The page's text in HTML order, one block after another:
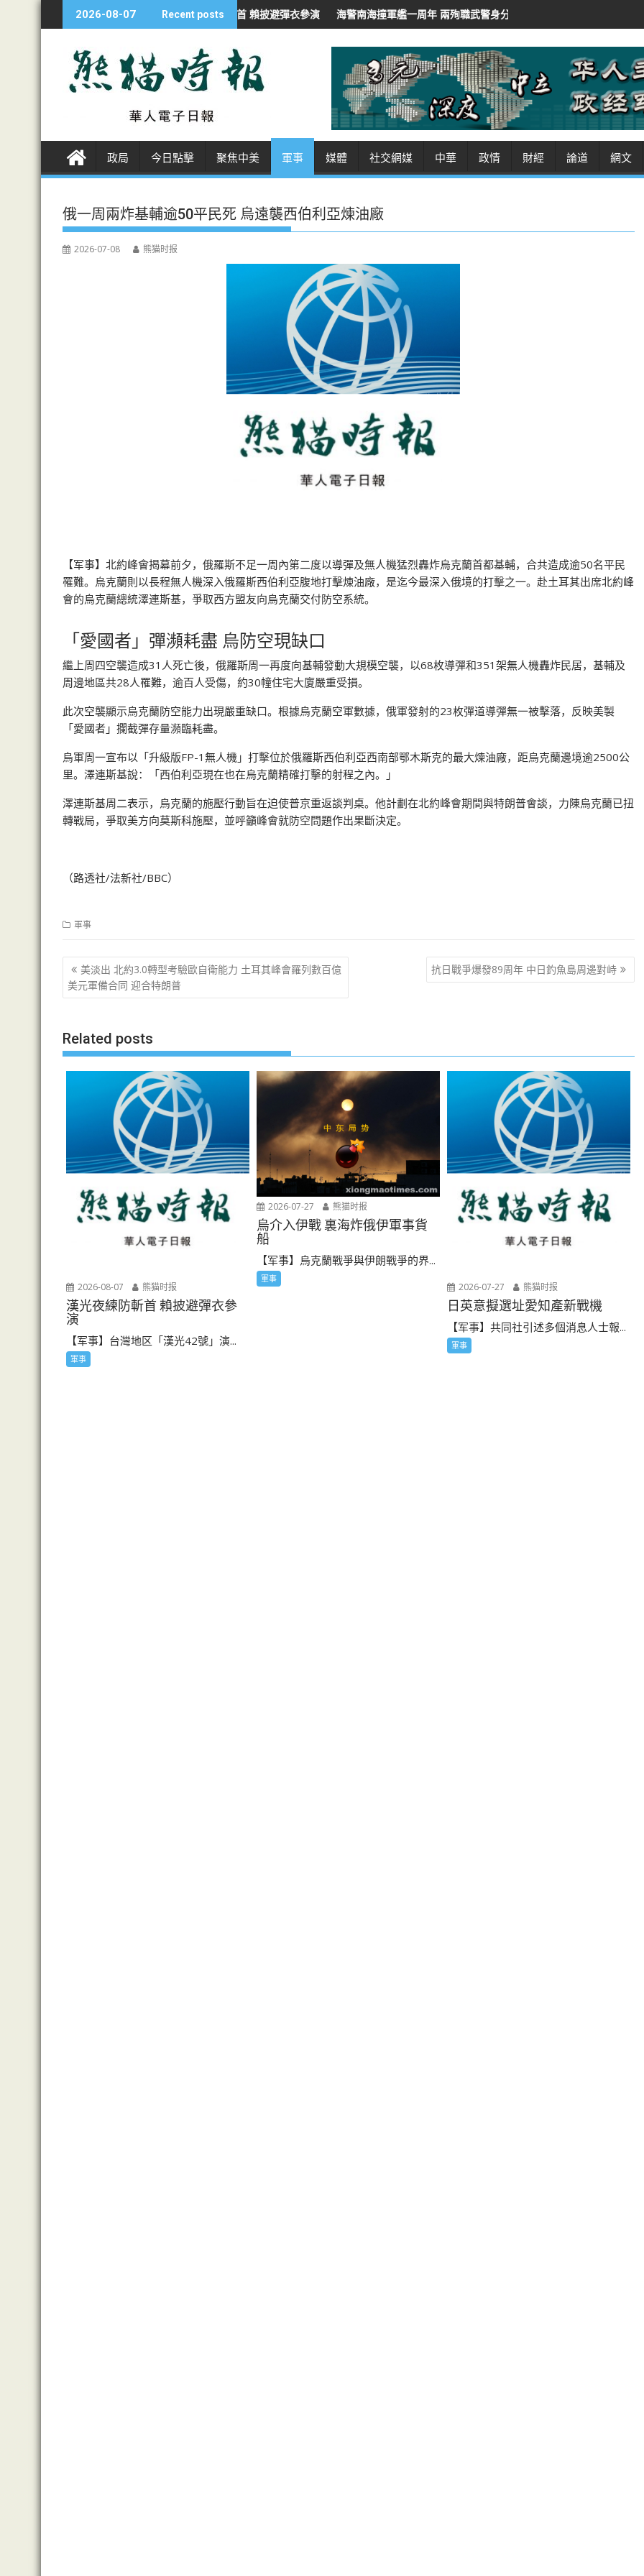
k
e
2026-08-07 Recent posts
漢光夜練防斬首 賴披避彈衣參演 海警南海撞軍艦一周年 兩殉職武警身分曝光 伊朗總統稱「非常難」聯絡最高領袖
政局 今日點擊 聚焦中美 軍事 媒體 社交網媒 中華 政情 財經 論道 網文
俄一周兩炸基輔逾50平民死 烏遠襲西伯利亞煉油廠
2026-07-08 熊猫时报
【军事】北約峰會揭幕前夕，俄羅斯不足一周內第二度以導彈及無人機猛烈轟炸烏克蘭首都基輔，合共造成逾50名平民
罹難。烏克蘭則以長程無人機深入俄羅斯西伯利亞腹地打擊煉油廠，是迄今最深入俄境的打擊之一。赴土耳其出席北約峰
會的烏克蘭總統澤連斯基，爭取西方盟友向烏克蘭交付防空系統。
「愛國者」彈瀕耗盡 烏防空現缺口
繼上周四空襲造成31人死亡後，俄羅斯周一再度向基輔發動大規模空襲，以68枚導彈和351架無人機轟炸民居，基輔及
周邊地區共28人罹難，逾百人受傷，約30幢住宅大廈嚴重受損。
此次空襲顯示烏克蘭防空能力出現嚴重缺口。根據烏克蘭空軍數據，俄軍發射的23枚彈道導彈無一被擊落，反映美製
「愛國者」攔截彈存量瀕臨耗盡。
烏軍周一宣布以「升級版FP-1無人機」打擊位於俄羅斯西伯利亞西南部鄂木斯克的最大煉油廠，距烏克蘭邊境逾2500公
里。澤連斯基說：「西伯利亞現在也在烏克蘭精確打擊的射程之內。」
澤連斯基周二表示，烏克蘭的施壓行動旨在迫使普京重返談判桌。他計劃在北約峰會期間與特朗普會談，力陳烏克蘭已扭
轉戰局，爭取美方向莫斯科施壓，並呼籲峰會就防空問題作出果斷決定。
（路透社/法新社/BBC）
軍事
文
章
美淡出 北約3.0轉型考驗歐自衛能力 土耳其峰會羅列數百億
美元軍備合同 迎合特朗普
抗日戰爭爆發89周年 中日釣魚島周邊對峙
Related posts
2026-08-07 熊猫时报
漢光夜練防斬首 賴披避彈衣參
演
【军事】台灣地区「漢光42號」演...
軍事
2026-07-27 熊猫时报
烏介入伊戰 裏海炸俄伊軍事貨
船
【军事】烏克蘭戰爭與伊朗戰爭的界...
軍事
2026-07-27 熊猫时报
日英意擬選址愛知產新戰機
【军事】共同社引述多個消息人士報...
軍事